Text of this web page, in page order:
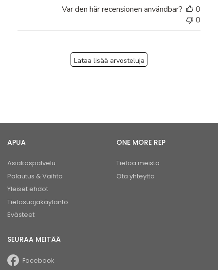
Var den här recensionen användbar?
0
0
Lataa lisää arvosteluja
APUA
Asiakaspalvelu
Palautus & Vaihto
Yleiset ehdot
Tietosuojakäytäntö
Evästeet
ONE MORE REP
Tietoa meistä
Ota yhteyttä
SEURAA MEITÄÄ
Facebook